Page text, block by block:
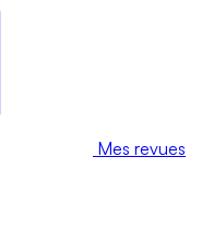
Mes revues